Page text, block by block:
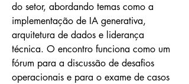
do setor, abordando temas como a
implementação de IA generativa,
arquitetura de dados e liderança
técnica. O encontro funciona como um
fórum para a discussão de desafios
operacionais e para o exame de casos